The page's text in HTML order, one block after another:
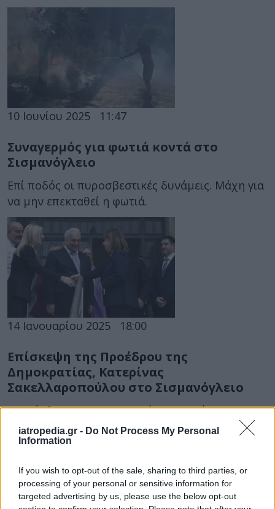
iatropedia.gr - Do Not Process My Personal
Information
If you wish to opt-out of the sale, sharing to third parties, or
processing of your personal or sensitive information for
targeted advertising by us, please use the below opt-out
10 Ιουνίου 2025 11:47
Συναγερμός για φωτιά κοντά στο
Σισμανόγλειο
Επί ποδός οι πυροσβεστικές δυνάμεις. Μάχη για
να μην επεκταθεί η φωτιά.
14 Ιανουαρίου 2025 18:00
Επίσκεψη της Προέδρου της
Δημοκρατίας, Κατερίνας
Σακελλαροπούλου στο Σισμανόγλειο
Η Πρόεδρος της Δημοκρατίας, Κατερίνα
Σακελλαροπούλου, επισκέφθηκε σήμερα το
Σισμανόγλειο Νοσοκομείο